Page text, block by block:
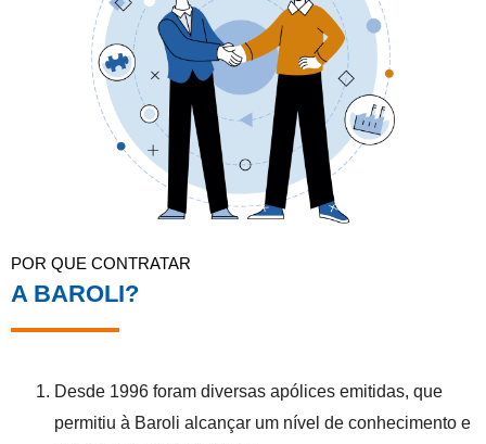
POR QUE CONTRATAR
A BAROLI?
Desde 1996 foram diversas apólices emitidas, que
permitiu à Baroli alcançar um nível de conhecimento e